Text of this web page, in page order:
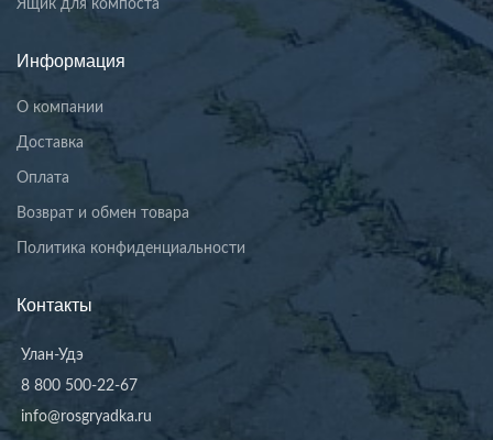
Ящик для компоста
Информация
О компании
Доставка
Оплата
Возврат и обмен товара
Политика конфиденциальности
Контакты
Улан-Удэ
8 800 500-22-67
info@rosgryadka.ru